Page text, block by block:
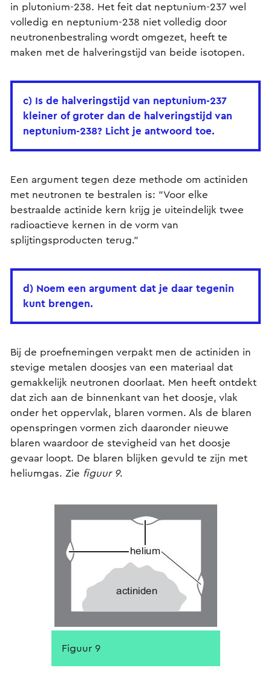
in plutonium-238. Het feit dat neptunium-237 wel
volledig en neptunium-238 niet volledig door
neutronenbestraling wordt omgezet, heeft te
maken met de halveringstijd van beide isotopen.
c) Is de halveringstijd van neptunium-237
kleiner of groter dan de halveringstijd van
neptunium-238? Licht je antwoord toe.
Een argument tegen deze methode om actiniden
met neutronen te bestralen is: "Voor elke
bestraalde actinide kern krijg je uiteindelijk twee
radioactieve kernen in de vorm van
splijtingsproducten terug."
d) Noem een argument dat je daar tegenin
kunt brengen.
Bij de proefnemingen verpakt men de actiniden in
stevige metalen doosjes van een materiaal dat
gemakkelijk neutronen doorlaat. Men heeft ontdekt
dat zich aan de binnenkant van het doosje, vlak
onder het oppervlak, blaren vormen. Als de blaren
openspringen vormen zich daaronder nieuwe
blaren waardoor de stevigheid van het doosje
gevaar loopt. De blaren blijken gevuld te zijn met
heliumgas. Zie figuur 9.
Figuur 9